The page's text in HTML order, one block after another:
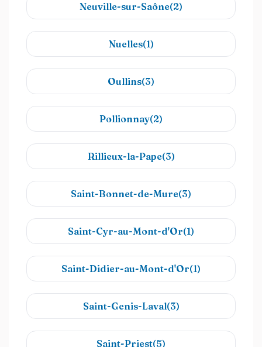
Neuville-sur-Saône(2)
Nuelles(1)
Oullins(3)
Pollionnay(2)
Rillieux-la-Pape(3)
Saint-Bonnet-de-Mure(3)
Saint-Cyr-au-Mont-d'Or(1)
Saint-Didier-au-Mont-d'Or(1)
Saint-Genis-Laval(3)
Saint-Priest(5)